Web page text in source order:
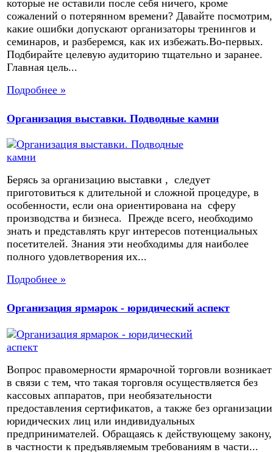
которые не оставили после себя ничего, кроме
сожалений о потерянном времени? Давайте посмотрим,
какие ошибки допускают организаторы тренингов и
семинаров, и разберемся, как их избежать.Во-первых.
Подбирайте целевую аудиторию тщательно и заранее.
Главная цель...
Подробнее »
Организация выставки. Подводные камни
Берясь за организацию выставки , следует
приготовиться к длительной и сложной процедуре, в
особенности, если она ориентирована на сферу
производства и бизнеса. Прежде всего, необходимо
знать и представлять круг интересов потенциальных
посетителей. Знания эти необходимы для наиболее
полного удовлетворения их...
Подробнее »
Организация ярмарок - юридический аспект
Вопрос правомерности ярмарочной торговли возникает
в связи с тем, что такая торговля осуществляется без
кассовых аппаратов, при необязательности
предоставления сертификатов, а также без организации
юридических лиц или индивидуальных
предпринимателей. Обращаясь к действующему закону,
в частности к предъявляемым требованиям в части...